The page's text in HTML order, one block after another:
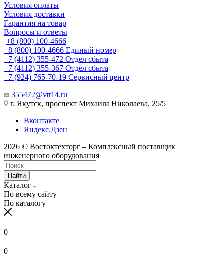
Условия оплаты
Условия доставки
Гарантия на товар
Вопросы и ответы
+8 (800) 100-4666
+8 (800) 100-4666 Единый номер
+7 (4112) 355-472 Отдел сбыта
+7 (4112) 355-367 Отдел сбыта
+7 (924) 765-70-19 Сервисный центр
355472@vtt14.ru
г. Якутск, проспект Михаила Николаева, 25/5
Вконтакте
Яндекс.Дзен
2026 © Востоктехторг – Комплексный поставщик
инженерного оборудования
Найти
Каталог
По всему сайту
По каталогу
0
0